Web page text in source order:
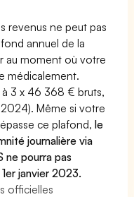
revenus ne peut pas
annuel de la
au moment où votre
médicalement.
3 x 46 368 € bruts,
Même si votre
ce plafond,le
journalière via
ne pourra pas
janvier 2023.
officielles